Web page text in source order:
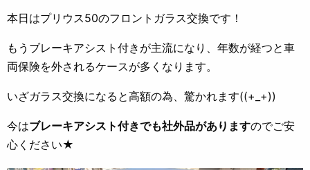
本日はプリウス50のフロントガラス交換です！
もうブレーキアシスト付きが主流になり、年数が経つと車
両保険を外されるケースが多くなります。
いざガラス交換になると高額の為、驚かれます((+_+))
今はブレーキアシスト付きでも社外品がありますのでご安
心ください★